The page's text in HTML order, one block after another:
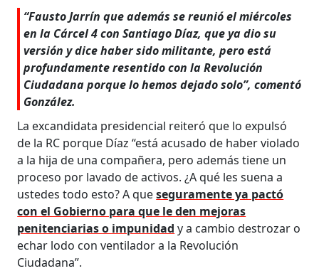
“Fausto Jarrín que además se reunió el miércoles
en la Cárcel 4 con Santiago Díaz, que ya dio su
versión y dice haber sido militante, pero está
profundamente resentido con la Revolución
Ciudadana porque lo hemos dejado solo”, comentó
González.
La excandidata presidencial reiteró que lo expulsó
de la RC porque Díaz “está acusado de haber violado
a la hija de una compañera, pero además tiene un
proceso por lavado de activos. ¿A qué les suena a
ustedes todo esto? A queseguramente ya pactó
con el Gobierno para que le den mejoras
penitenciarias o impunidad y a cambio destrozar o
echar lodo con ventilador a la Revolución
Ciudadana”.